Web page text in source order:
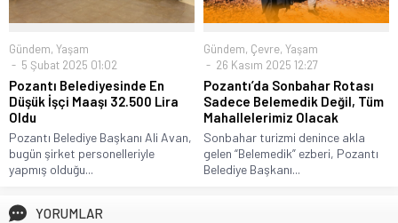
Gündem, Yaşam
5 Şubat 2025 01:02
Pozantı Belediyesinde En
Düşük İşçi Maaşı 32.500 Lira
Oldu
Pozantı Belediye Başkanı Ali Avan,
bugün şirket personelleriyle
yapmış olduğu...
Gündem, Çevre, Yaşam
26 Kasım 2025 12:27
Pozantı’da Sonbahar Rotası
Sadece Belemedik Değil, Tüm
Mahallelerimiz Olacak
Sonbahar turizmi denince akla
gelen “Belemedik” ezberi, Pozantı
Belediye Başkanı...
YORUMLAR